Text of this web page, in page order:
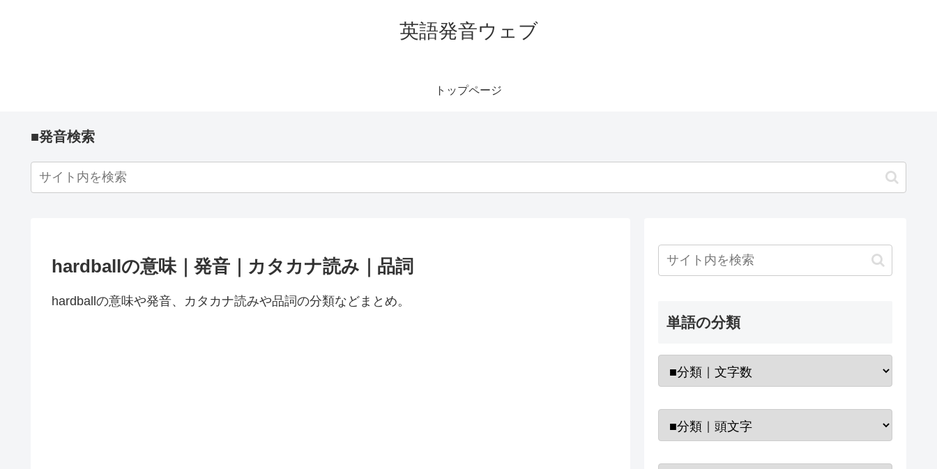
英語発音ウェブ
トップページ
■発音検索
hardballの意味｜発音｜カタカナ読み｜品詞
hardballの意味や発音、カタカナ読みや品詞の分類などまとめ。
単語の分類